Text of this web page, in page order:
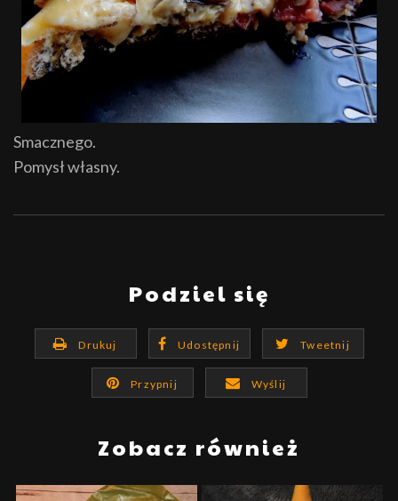
Smacznego.
Pomysł własny.
Podziel się
Drukuj Udostępnij Tweetnij
Przypnij Wyślij
Zobacz również